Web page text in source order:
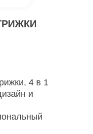
4 в 1
и